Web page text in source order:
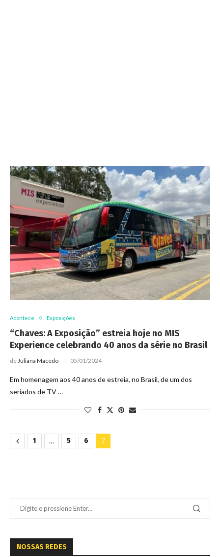
Acontece Exposições
“Chaves: A Exposição” estreia hoje no MIS
Experience celebrando 40 anos da série no Brasil
deJuliana Macedo 05/01/2024
Em homenagem aos 40 anos de estreia, no Brasil, de um dos
seriados de TV …
1 … 5 6 7
NOSSAS REDES